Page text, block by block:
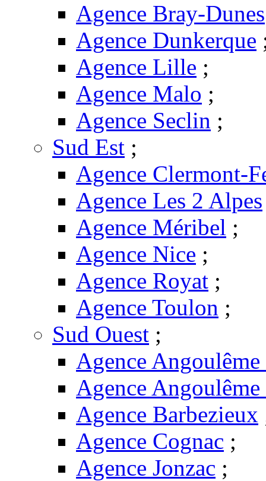
Agence Bray-Dunes
Agence Dunkerque
Agence Lille ;
Agence Malo ;
Agence Seclin ;
Sud Est ;
Agence Clermont-
Agence Les 2 Alpes
Agence Méribel ;
Agence Nice ;
Agence Royat ;
Agence Toulon ;
Sud Ouest ;
Agence
Agence
Agence Barbezieux
Agence Cognac ;
Agence Jonzac ;